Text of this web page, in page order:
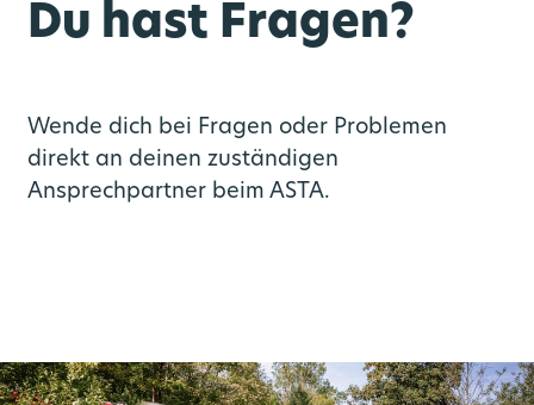
Du hast Fragen?
Wende dich bei Fragen oder Problemen
direkt an deinen zuständigen
Ansprechpartner beim ASTA.